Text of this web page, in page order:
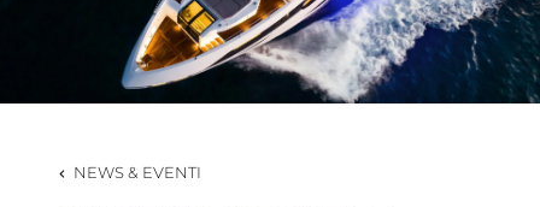
L'AZIENDA
NEWS & EVENTI